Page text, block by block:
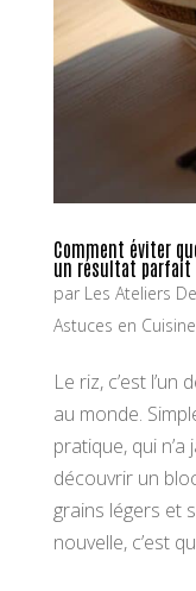
Comment éviter
un résultat parfait
par Les Ateliers
Astuces en Cuisine
Le riz, c’est
au monde.
pratique, qui
découvrir un
grains légers et
nouvelle, c’est